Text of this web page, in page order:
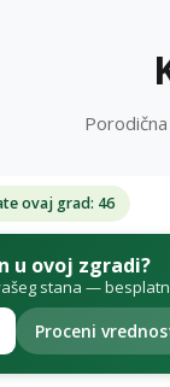
ovaj grad: 46
u ovoj zgradi?
stana —
Proceni